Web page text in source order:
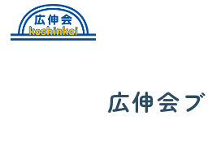
広伸会